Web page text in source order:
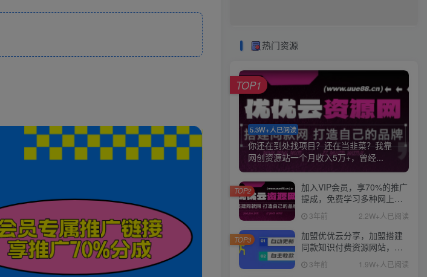
热门资源
5.3W+人已阅读
你还在到处找项目？还在当韭菜？我靠
网创资源站一个月收入5万+，曾经...
TOP1
加入VIP会员，享70%的推广
提成，免费学习多种网上创
业课程，菜鸟秒变大神！
3年前 2.2W+人已阅读
TOP2
加盟优优云分享，加盟搭建
同款知识付费资源网站，实
现长期稳定被动收入~
3年前 1.9W+人已阅读
TOP3